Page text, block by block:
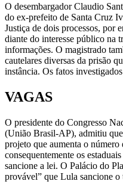
O desembargador Claudio
do ex-prefeito de Santa Cruz
Justiça de dois processos, por
diante do interesse público na
informações. O magistrado
cautelares diversas da prisão
instância. Os fatos
VAGAS
O presidente do Congresso
(União Brasil-AP), admitiu
projeto que aumenta o número
consequentemente os
sancione a lei. O Palácio do
provável” que Lula sancione o